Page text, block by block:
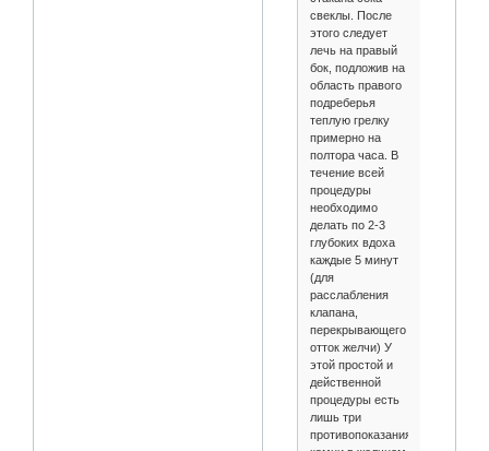
свеклы. После
этого следует
лечь на правый
бок, подложив на
область правого
подреберья
теплую грелку
примерно на
полтора часа. В
течение всей
процедуры
необходимо
делать по 2-3
глубоких вдоха
каждые 5 минут
(для
расслабления
клапана,
перекрывающего
отток желчи) У
этой простой и
действенной
процедуры есть
лишь три
противопоказания: